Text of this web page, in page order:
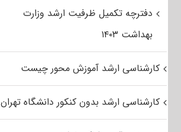
دفترچه تکمیل ظرفیت ارشد وزارت
بهداشت ۱۴۰۳
کارشناسی ارشد آموزش محور چیست
کارشناسی ارشد بدون کنکور دانشگاه تهران